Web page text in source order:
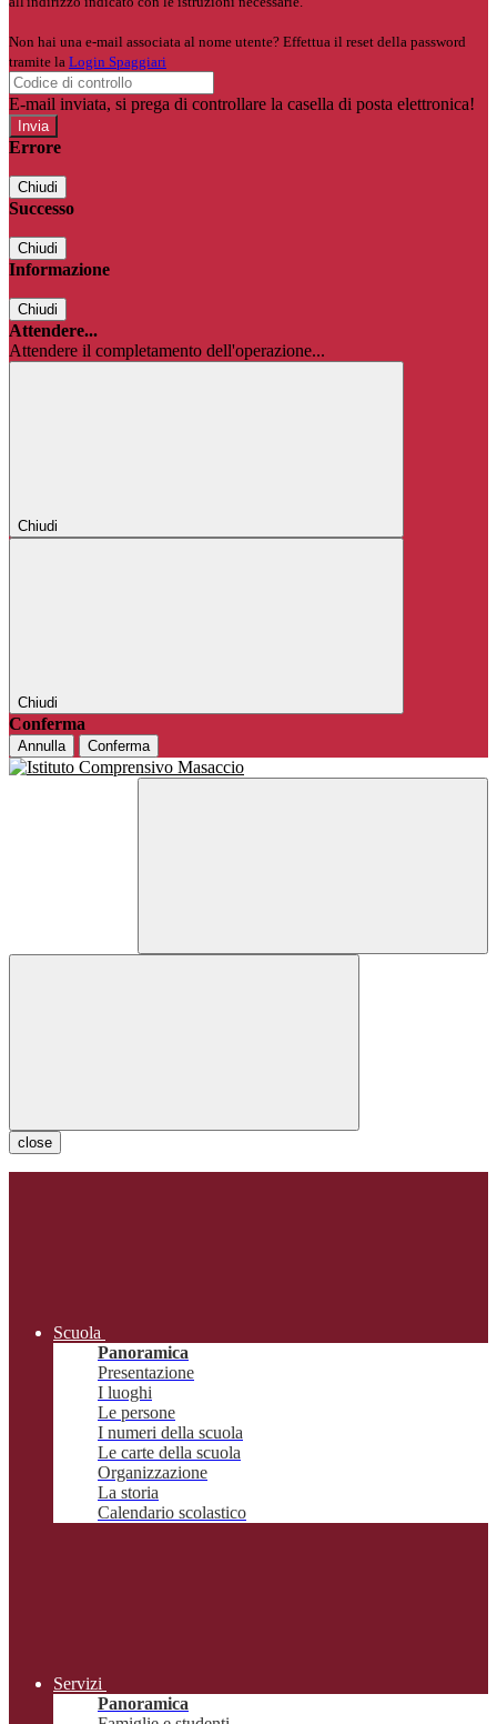
Non hai una e-mail associata al nome utente? Effettua il reset della password
tramite la Login Spaggiari
E-mail inviata, si prega di controllare la casella di posta elettronica!
Errore
Chiudi
Successo
Chiudi
Informazione
Chiudi
Attendere...
Attendere il completamento dell'operazione...
Chiudi
Chiudi
Conferma
Annulla Conferma
close
Scuola
Panoramica
Presentazione
I luoghi
Le persone
I numeri della scuola
Le carte della scuola
Organizzazione
La storia
Calendario scolastico
Servizi
Panoramica